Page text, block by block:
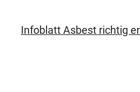
Infoblatt Asbest richtig